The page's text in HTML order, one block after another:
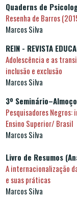
Quaderns de
Resenha de Barros
Marcos Silva
REIN - REVISTA
Adolescência e as
inclusão e exclusão
Marcos Silva
3º
Pesquisadores Negros:
Ensino Superior/ Brasil
Marcos Silva
Livro de Resumos
A internacionalização
e suas práticas
Marcos Silva